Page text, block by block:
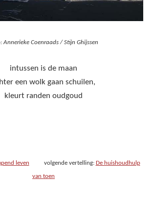
Annerieke Coenraads / Stijn Ghijssen
intussen is de maan
een wolk gaan schuilen,
kleurt randen oudgoud
leven volgende vertelling: De huishoudhulp
van toen